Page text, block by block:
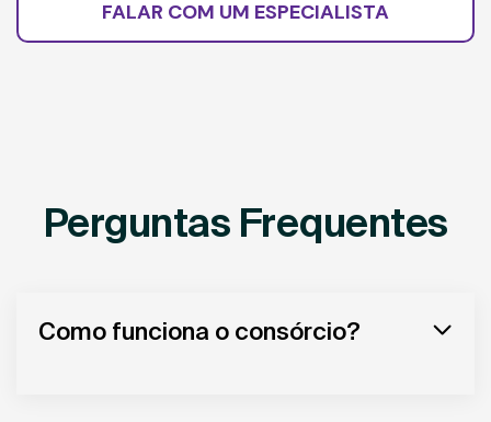
FALAR COM UM ESPECIALISTA
Perguntas Frequentes
Como funciona o consórcio?